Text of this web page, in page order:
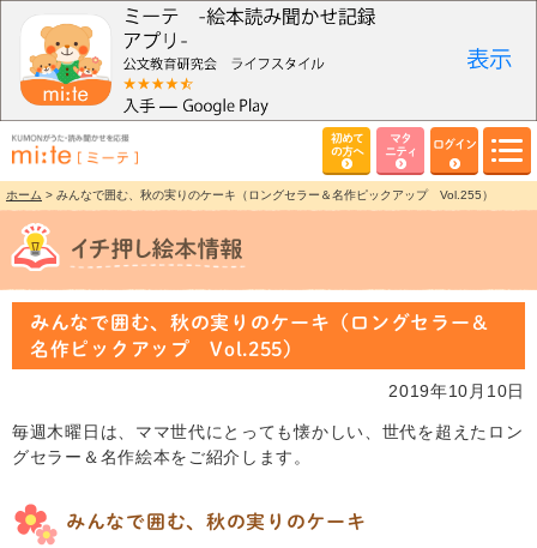
初めて
の方へ
マタ
ニティ
ログイン
ホーム > みんなで囲む、秋の実りのケーキ（ロングセラー＆名作ピックアップ Vol.255）
みんなで囲む、秋の実りのケーキ（ロングセラー＆
名作ピックアップ Vol.255）
2019年10月10日
毎週木曜日は、ママ世代にとっても懐かしい、世代を超えたロン
グセラー＆名作絵本をご紹介します。
みんなで囲む、秋の実りのケーキ